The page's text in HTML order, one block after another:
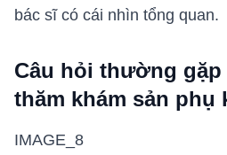
bác sĩ có cái nhìn tổng quan.
Câu hỏi thường
thăm khám sản phụ
IMAGE_8